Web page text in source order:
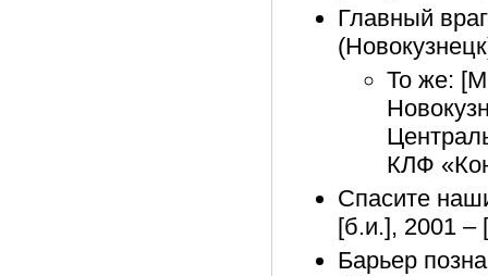
Главный
То же:
КЛФ
Спасите
[б.и.], 2001 –
Барьер